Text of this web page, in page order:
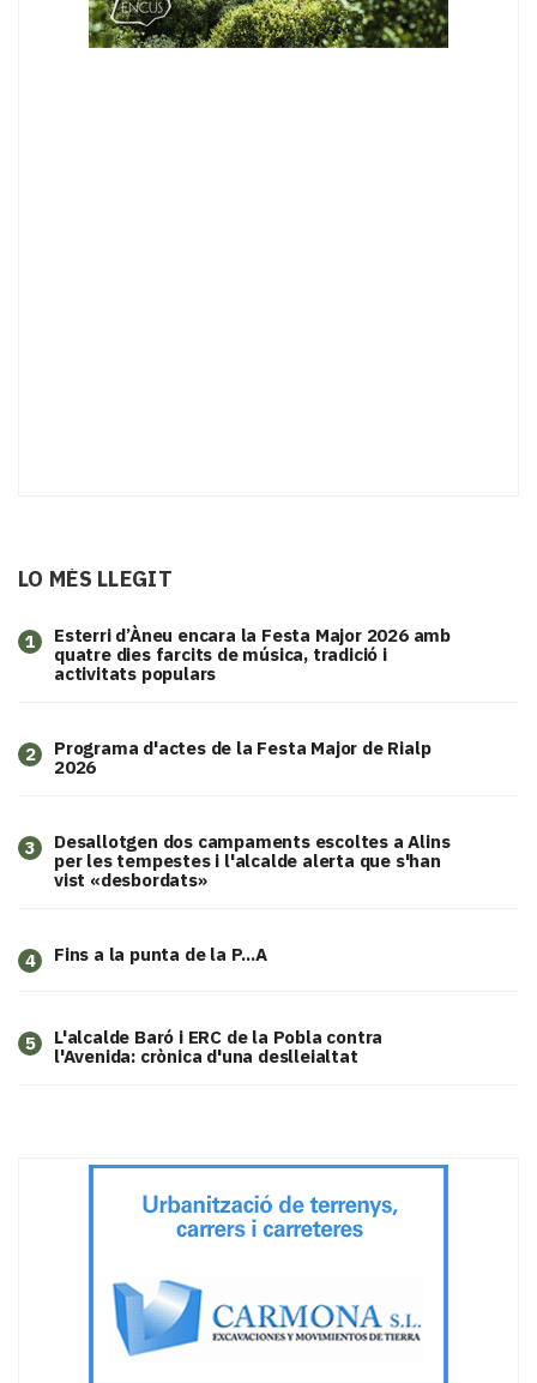
LO MÉS LLEGIT
1
Esterri d’Àneu encara la Festa Major 2026 amb
quatre dies farcits de música, tradició i
activitats populars
2
Programa d'actes de la Festa Major de Rialp
2026
3
​Desallotgen dos campaments escoltes a Alins
per les tempestes i l'alcalde alerta que s'han
vist «desbordats»
4 Fins a la punta de la P...A
5
L'alcalde Baró i ERC de la Pobla contra
l'Avenida: crònica d'una deslleialtat